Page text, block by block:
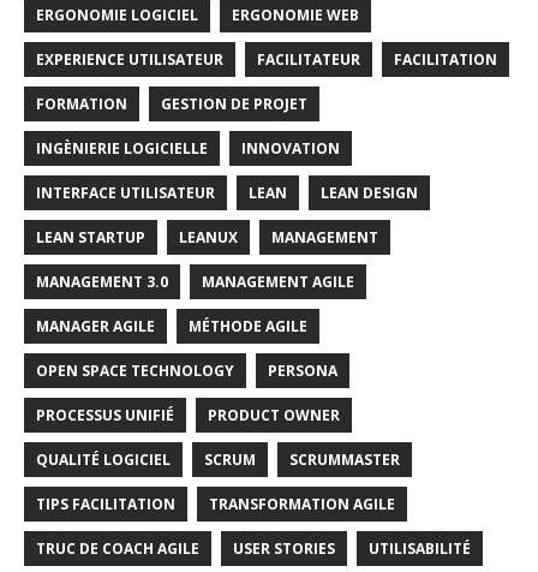
ERGONOMIE LOGICIEL ERGONOMIE WEB
EXPERIENCE UTILISATEUR FACILITATEUR FACILITATION
FORMATION GESTION DE PROJET
INGÈNIERIE LOGICIELLE INNOVATION
INTERFACE UTILISATEUR LEAN LEAN DESIGN
LEAN STARTUP LEANUX MANAGEMENT
MANAGEMENT 3.0 MANAGEMENT AGILE
MANAGER AGILE MÉTHODE AGILE
OPEN SPACE TECHNOLOGY PERSONA
PROCESSUS UNIFIÉ PRODUCT OWNER
QUALITÉ LOGICIEL SCRUM SCRUMMASTER
TIPS FACILITATION TRANSFORMATION AGILE
TRUC DE COACH AGILE USER STORIES UTILISABILITÉ